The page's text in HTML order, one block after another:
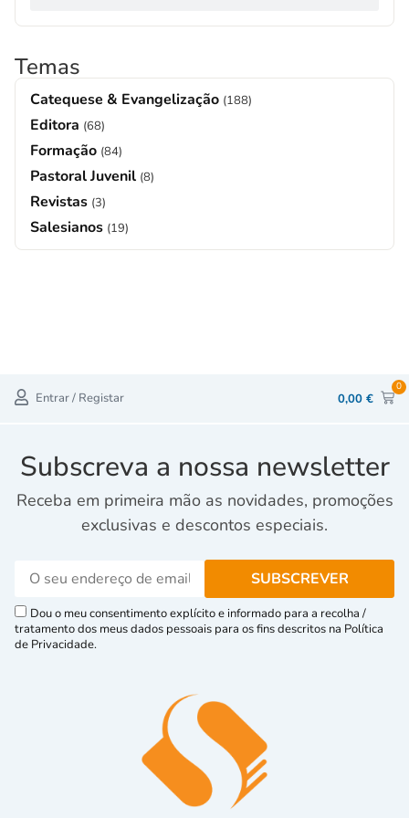
Temas
Catequese & Evangelização (188)
Editora (68)
Formação (84)
Pastoral Juvenil (8)
Revistas (3)
Salesianos (19)
Entrar / Registar 0,00 €
0
Subscreva a nossa newsletter
Receba em primeira mão as novidades, promoções
exclusivas e descontos especiais.
Dou o meu consentimento explícito e informado para a recolha /
tratamento dos meus dados pessoais para os fins descritos na Política
de Privacidade.